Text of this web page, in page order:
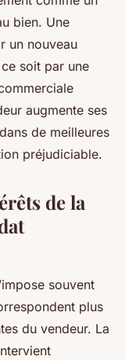
bien. Une
un nouveau
soit par une
augmente ses
de meilleures
préjudiciable.
de la
souvent
plus
du vendeur. La